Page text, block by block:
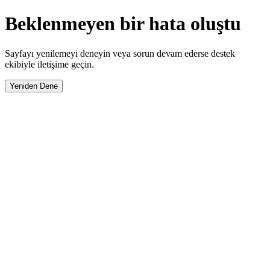
Beklenmeyen bir hata oluştu
Sayfayı yenilemeyi deneyin veya sorun devam ederse destek
ekibiyle iletişime geçin.
Yeniden Dene